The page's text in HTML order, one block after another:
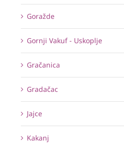
Goražde
Gornji Vakuf - Uskoplje
Gračanica
Gradačac
Jajce
Kakanj